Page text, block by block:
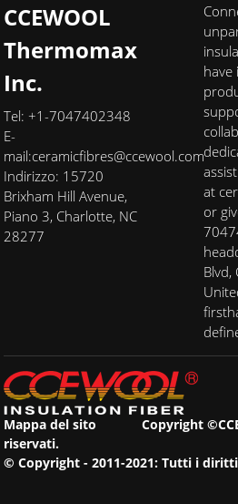
CCEWOOL
Thermomax
Inc.
Tel: +1-7047402348
E-
mail:ceramicfibres@ccewool.com
Indirizzo: 15720
Brixham Hill Avenue,
Piano 3, Charlotte, NC
28277
at
or
Blvd,
Mappa del sito
Copyright
riservati.
© Copyright - 2011-2021: Tutti i